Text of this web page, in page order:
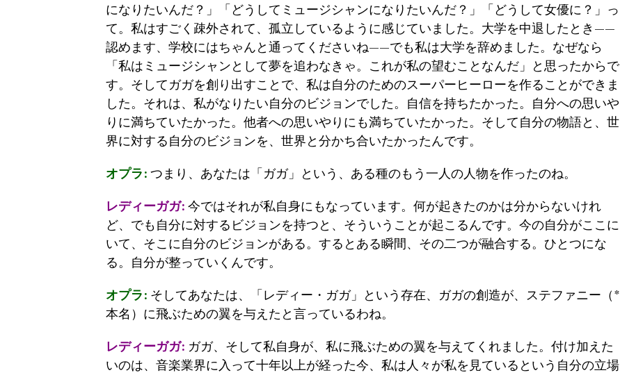
になりたいんだ？」「どうしてミュージシャンになりたいんだ？」「どうして女優に？」っ
て。私はすごく疎外されて、孤立しているように感じていました。大学を中退したとき——
認めます、学校にはちゃんと通ってくださいね——でも私は大学を辞めました。なぜなら
「私はミュージシャンとして夢を追わなきゃ。これが私の望むことなんだ」と思ったからで
す。そしてガガを創り出すことで、私は自分のためのスーパーヒーローを作ることができま
した。それは、私がなりたい自分のビジョンでした。自信を持ちたかった。自分への思いや
りに満ちていたかった。他者への思いやりにも満ちていたかった。そして自分の物語と、世
界に対する自分のビジョンを、世界と分かち合いたかったんです。
オプラ: つまり、あなたは「ガガ」という、ある種のもう一人の人物を作ったのね。
レディーガガ: 今ではそれが私自身にもなっています。何が起きたのかは分からないけれ
ど、でも自分に対するビジョンを持つと、そういうことが起こるんです。今の自分がここに
いて、そこに自分のビジョンがある。するとある瞬間、その二つが融合する。ひとつにな
る。自分が整っていくんです。
オプラ: そしてあなたは、「レディー・ガガ」という存在、ガガの創造が、ステファニー（*
本名）に飛ぶための翼を与えたと言っているわね。
レディーガガ: ガガ、そして私自身が、私に飛ぶための翼を与えてくれました。付け加えた
いのは、音楽業界に入って十年以上が経った今、私は人々が私を見ているという自分の立場